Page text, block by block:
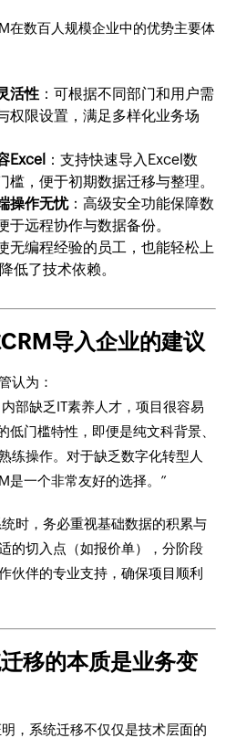
在数百人规模企业中的优势主要体
活性 ：可根据不同部门和用户需
权限设置，满足多样化业务场
Excel ：支持快速导入Excel数
槛，便于初期数据迁移与整理。
操作无忧：高级安全功能保障数
于远程协作与数据备份。
无编程经验的员工，也能轻松上
低了技术依赖。
导入企业的建议
认为：
部缺乏IT素养人才，项目很容易
低门槛特性，即便是纯文科背景、
练操作。对于缺乏数字化转型人
是一个非常友好的选择。”
时，务必重视基础数据的积累与
的切入点（如报价单），分阶段
伙伴的专业支持，确保项目顺利
移的本质是业务变
，系统迁移不仅仅是技术层面的